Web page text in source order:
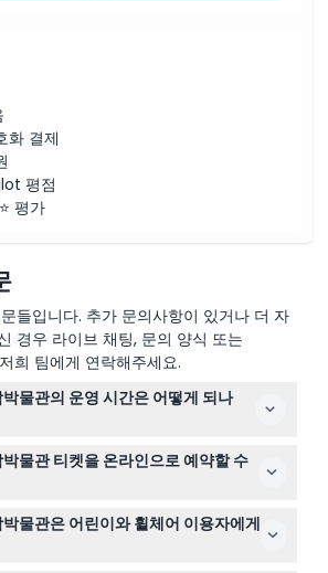
화 결제
평점
평가
들입니다. 추가 문의사항이 있거나 더 자
경우 라이브 채팅, 문의 양식 또는
희 팀에게 연락해주세요.
물관의 운영 시간은 어떻게 되나
계절에 따라 다릅니다: 11월 1일부터 3월
부터 월요일까지 08:30–15:30, 화요일은
부터 10월 31일까지는 월요일 13:00–
일요일까지 09:00–16:00입니다(변동
확인 바랍니다).
물관 티켓을 온라인으로 예약할 수
쉽게 티켓을 온라인으로 예약하실 수
시간에 입장할 수 있습니다.
물관은 어린이와 휠체어 이용자에게